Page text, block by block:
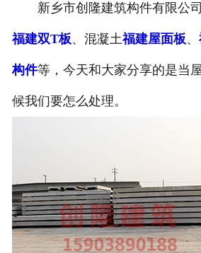
新乡市创隆建筑构件有限公
福建双T板、混凝土福建屋面板、
构件等，今天和大家分享的是当
候我们要怎么处理。